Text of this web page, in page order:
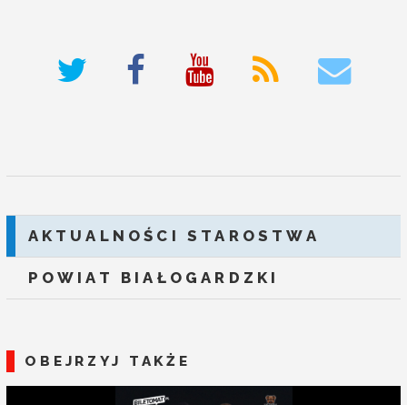
AKTUALNOŚCI STAROSTWA
POWIAT BIAŁOGARDZKI
OBEJRZYJ TAKŻE